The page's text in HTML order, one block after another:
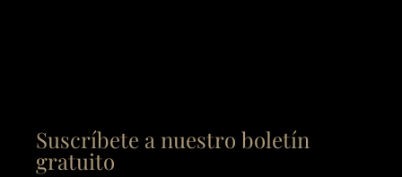
Suscríbete a nuestro boletín
gratuito